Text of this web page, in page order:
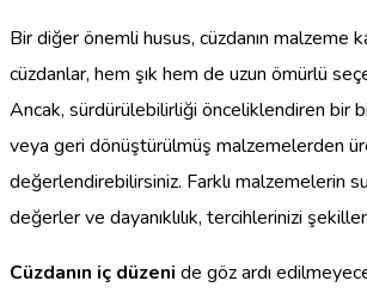
Bir diğer önemli husus, cüzdanın malzeme
cüzdanlar, hem şık hem de uzun ömürlü
Ancak, sürdürülebilirliği önceliklendiren bir
veya geri dönüştürülmüş malzemelerden
değerlendirebilirsiniz. Farklı malzemelerin
değerler ve dayanıklılık, tercihlerinizi
Cüzdanın iç düzeni de göz ardı